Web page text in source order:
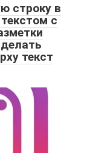
строку в
с
текст